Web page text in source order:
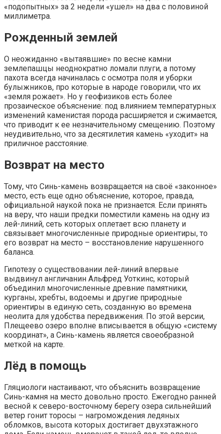
«подопытных» за 2 недели «ушел» на два с половиной
миллиметра.
Рожденный землей
О неожиданно «вытаявшие» по весне камни
землепашцы неоднократно ломали плуги, а потому
пахота всегда начиналась с осмотра поля и уборки
булыжников, про которые в народе говорили, что их
«земля рожает». Но у геофизиков есть более
прозаическое объяснение: под влиянием температурных
изменений каменистая порода расширяется и сжимается,
что приводит к ее незначительному смещению. Поэтому
неудивительно, что за десятилетия камень «уходит» на
приличное расстояние.
Возврат на место
Тому, что Синь-камень возвращается на своё «законное»
место, есть еще одно объяснение, которое, правда,
официальной наукой пока не признается. Если принять
на веру, что наши предки поместили камень на одну из
лей-линий, сеть которых оплетает всю планету и
связывает многочисленные природные ориентиры, то
его возврат на место – восстановление нарушенного
баланса.
Гипотезу о существовании лей-линий впервые
выдвинул англичанин Альфред Уоткинс, который
объединил многочисленные древние памятники,
курганы, хребты, водоемы и другие природные
ориентиры в единую сеть, созданную во времена
неолита для удобства передвижения. По этой версии,
Плещеево озеро вполне вписывается в общую «систему
координат», а Синь-камень является своеобразной
меткой на карте.
Лёд в помощь
Гляциологи настаивают, что объяснить возвращение
Синь-камня на место довольно просто. Ежегодно ранней
весной к северо-восточному берегу озера сильнейший
ветер гонит торосы – нагромождения ледяных
обломков, высота которых достигает двухэтажного